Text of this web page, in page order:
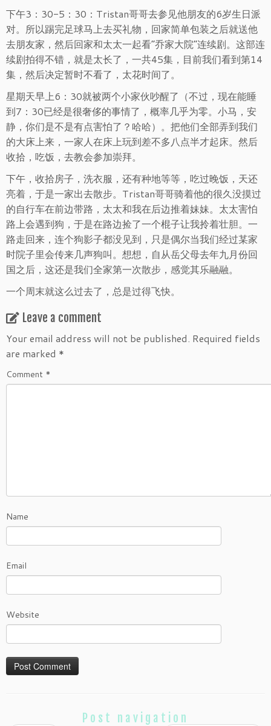
下午3：30-5：30：Tristan哥哥去参见他朋友的6岁生日派
对。所以踢完足球马上去买礼物，回家简单包装之后就送他
去朋友家，然后回家和太太一起看“乔家大院”连续剧。这部连
续剧拍得不错，就是太长了，一共45集，目前我们看到第14
集，然后决定暂时不看了，太花时间了。
星期天早上6：30就被两个小家伙吵醒了（不过，现在能睡
到7：30已经是很奢侈的事情了，概率几乎为零。小马，安
静，你们是不是有点害怕了？哈哈）。把他们全部弄到我们
的大床上来，一家人在床上玩到差不多八点半才起床。然后
收拾，吃饭，去教会参加崇拜。
下午，收拾房子，洗衣服，还有种地等等，吃过晚饭，天还
亮着，于是一家出去散步。Tristan哥哥骑着他的很久没摸过
的自行车在前边带路，太太和我在后边推着妹妹。太太害怕
路上会遇到狗，于是在路边捡了一个棍子让我拎着壮胆。一
路走回来，连个狗影子都没见到，只是偶尔当我们经过某家
时院子里会传来几声狗叫。想想，自从岳父母去年九月份回
国之后，这还是我们全家第一次散步，感觉其乐融融。
一个周末就这么过去了，总是过得飞快。
Leave a comment
Your email address will not be published. Required fields
are marked *
Comment *
Name
Email
Website
Post navigation